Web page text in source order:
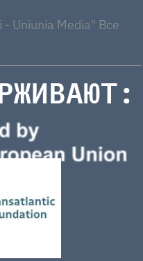
Uniunia Media" Все